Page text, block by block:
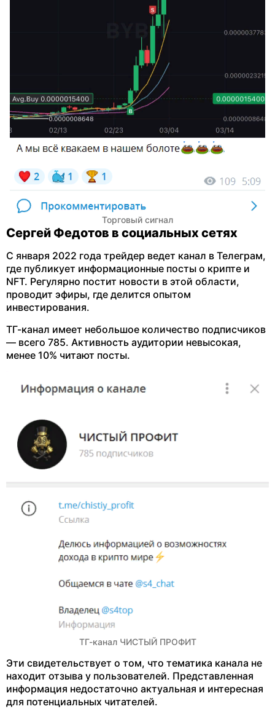
Торговый сигнал
Сергей Федотов в социальных сетях
С января 2022 года трейдер ведет канал в Телеграм,
где публикует информационные посты о крипте и
NFT. Регулярно постит новости в этой области,
проводит эфиры, где делится опытом
инвестирования.
ТГ-канал имеет небольшое количество подписчиков
— всего 785. Активность аудитории невысокая,
менее 10% читают посты.
ТГ-канал ЧИСТЫЙ ПРОФИТ
Эти свидетельствует о том, что тематика канала не
находит отзыва у пользователей. Представленная
информация недостаточно актуальная и интересная
для потенциальных читателей.